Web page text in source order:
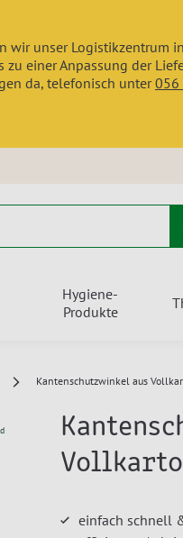
unser Logistikzentrum
einer Anpassung der
da, telefonisch unter056
Hygiene-
Produkte
Kantenschutzwinkel aus
einfach schnell